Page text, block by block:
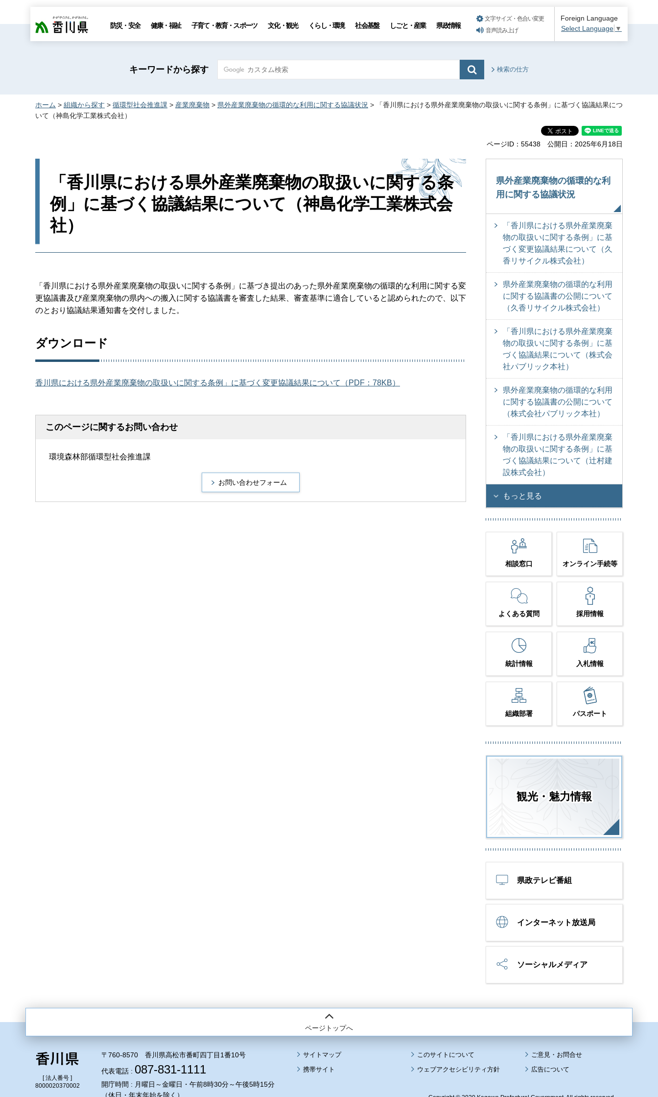
香川県 防災・安全 健康・福祉 子育て・教育・スポーツ 文化・観光 くらし・環境 社会基盤 しごと・産業 県政情報
文字サイズ・色合い変更
音声読み上げ
Foreign Language
Select Language ▼
キーワードから探す 検索の仕方
ホーム > 組織から探す > 循環型社会推進課 > 産業廃棄物 > 県外産業廃棄物の循環的な利用に関する協議状況 > 「香川県における県外産業廃棄物の取扱いに関する条例」に基づく協議結果につ
いて（神島化学工業株式会社）
ページID：55438 公開日：2025年6月18日
「香川県における県外産業廃棄物の取扱いに関する条
例」に基づく協議結果について（神島化学工業株式会
社）
「香川県における県外産業廃棄物の取扱いに関する条例」に基づき提出のあった県外産業廃棄物の循環的な利用に関する変
更協議書及び産業廃棄物の県内への搬入に関する協議書を審査した結果、審査基準に適合していると認められたので、以下
のとおり協議結果通知書を交付しました。
ダウンロード
香川県における県外産業廃棄物の取扱いに関する条例」に基づく変更協議結果について（PDF：78KB）
このページに関するお問い合わせ
環境森林部循環型社会推進課
県外産業廃棄物の循環的な利
用に関する協議状況
「香川県における県外産業廃棄
物の取扱いに関する条例」に基
づく変更協議結果について（久
香リサイクル株式会社）
県外産業廃棄物の循環的な利用
に関する協議書の公開について
（久香リサイクル株式会社）
「香川県における県外産業廃棄
物の取扱いに関する条例」に基
づく協議結果について（株式会
社パブリック本社）
県外産業廃棄物の循環的な利用
に関する協議書の公開について
（株式会社パブリック本社）
「香川県における県外産業廃棄
物の取扱いに関する条例」に基
づく協議結果について（辻村建
設株式会社）
もっと見る
相談窓口 オンライン手続等
よくある質問 採用情報
統計情報 入札情報
組織部署 パスポート
観光・魅力情報
県政テレビ番組
インターネット放送局
ソーシャルメディア
ページトップへ
[ 法人番号 ]
8000020370002
〒760-8570 香川県高松市番町四丁目1番10号
代表電話 : 087-831-1111
開庁時間 : 月曜日～金曜日・午前8時30分～午後5時15分
（休日・年末年始を除く）
サイトマップ
このサイトについて
携帯サイト
ウェブアクセシビリティ方針 広告について